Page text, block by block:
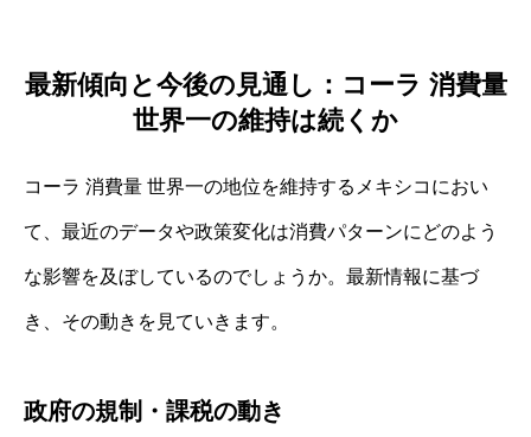
最新傾向と今後の見通し：コーラ 消費量
世界一の維持は続くか
コーラ 消費量 世界一の地位を維持するメキシコにおい
て、最近のデータや政策変化は消費パターンにどのよう
な影響を及ぼしているのでしょうか。最新情報に基づ
き、その動きを見ていきます。
政府の規制・課税の動き